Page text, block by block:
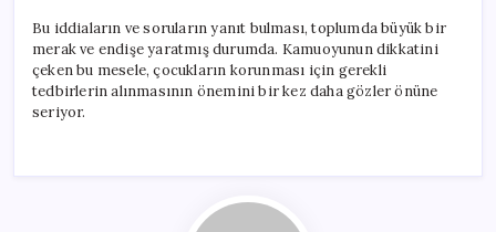
Bu iddiaların ve soruların yanıt bulması, toplumda büyük bir
merak ve endişe yaratmış durumda. Kamuoyunun dikkatini
çeken bu mesele, çocukların korunması için gerekli
tedbirlerin alınmasının önemini bir kez daha gözler önüne
seriyor.